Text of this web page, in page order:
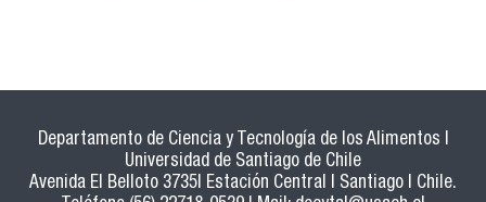
Departamento de Ciencia y Tecnología de los Alimentos |
Universidad de Santiago de Chile
Avenida El Belloto 3735| Estación Central | Santiago | Chile.